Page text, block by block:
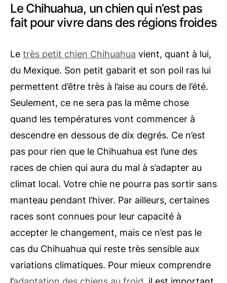
Le Chihuahua, un chien qui n’est pas
fait pour vivre dans des régions froides
Le très petit chien Chihuahua vient, quant à lui,
du Mexique. Son petit gabarit et son poil ras lui
permettent d’être très à l’aise au cours de l’été.
Seulement, ce ne sera pas la même chose
quand les températures vont commencer à
descendre en dessous de dix degrés. Ce n’est
pas pour rien que le Chihuahua est l’une des
races de chien qui aura du mal à s’adapter au
climat local. Votre chie ne pourra pas sortir sans
manteau pendant l’hiver. Par ailleurs, certaines
races sont connues pour leur capacité à
accepter le changement, mais ce n’est pas le
cas du Chihuahua qui reste très sensible aux
variations climatiques. Pour mieux comprendre